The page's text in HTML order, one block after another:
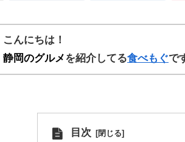
こんにちは！
静岡のグルメを紹介してる食べもぐで
目次